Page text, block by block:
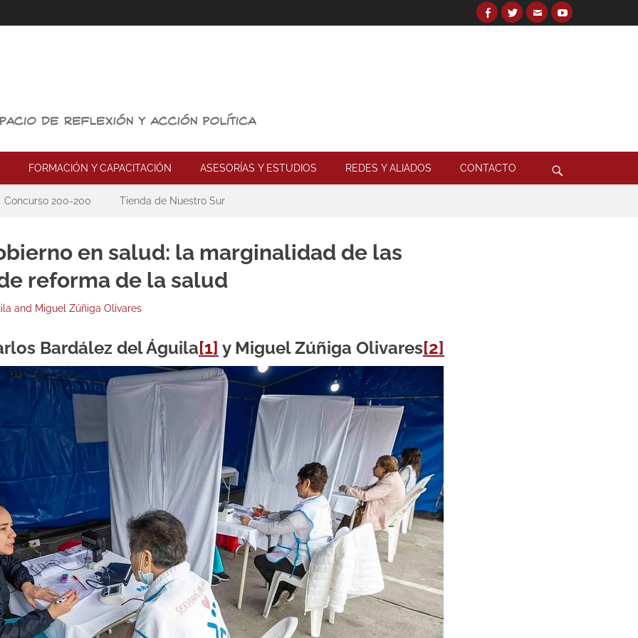
Facebook
TwitterEmailYouTube
FORMACIÓN Y CAPACITACIÓN ASESORÍAS Y ESTUDIOS REDES Y ALIADOS CONTACTO
Concurso 200-200 Tienda de Nuestro Sur
en salud: la marginalidad de las
reforma de la salud
and Miguel Zúñiga Olivares
Bardález del Águila[1] y Miguel Zúñiga Olivares[2]